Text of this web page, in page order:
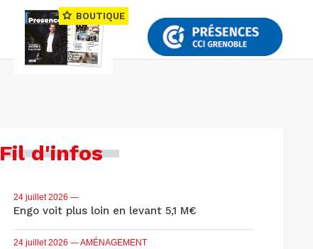
BOUTIQUE
Fil d'infos
24 juillet 2026 —
Engo voit plus loin en levant 5,1 M€
24 juillet 2026 — AMÉNAGEMENT